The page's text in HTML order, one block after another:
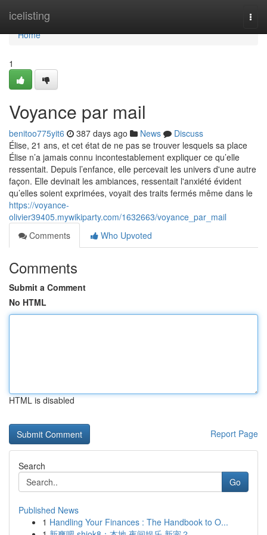
icelisting
Home
Home
1
Voyance par mail
benitoo775yit6 387 days ago News
Discuss
Élise, 21 ans, et cet état de ne pas se trouver lesquels sa place
Élise n’a jamais connu incontestablement expliquer ce qu’elle
ressentait. Depuis l’enfance, elle percevait les univers d'une autre
façon. Elle devinait les ambiances, ressentait l'anxiété évident
qu’elles soient exprimées, voyait des traits fermés même dans le
https://voyance-
olivier39405.mywikiparty.com/1632663/voyance_par_mail
Comments
Who Upvoted
Comments
Submit a Comment
No HTML
HTML is disabled
Report Page
Search
Go
Published News
1 Handling Your Finances : The Handbook to O...